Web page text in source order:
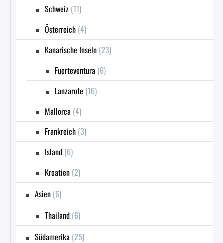
Schweiz (11)
Österreich (4)
Kanarische Inseln (23)
Fuerteventura (6)
Lanzarote (16)
Mallorca (4)
Frankreich (3)
Island (6)
Kroatien (2)
Asien (6)
Thailand (6)
Südamerika (25)